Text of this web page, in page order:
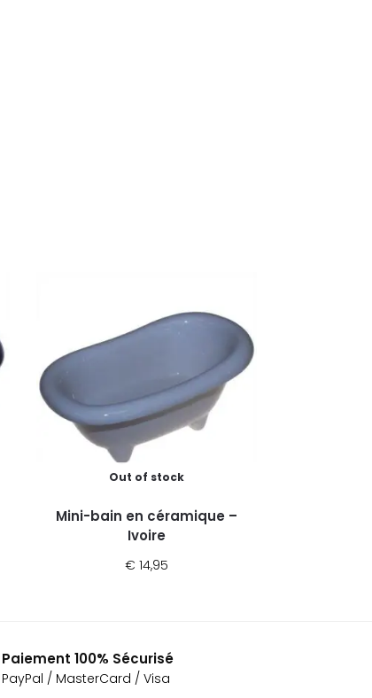
Out of stock
Mini-bain en céramique –
Ivoire
€ 14,95
Paiement 100% Sécurisé
PayPal / MasterCard / Visa